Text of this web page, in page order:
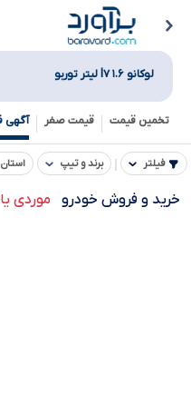
لوکانو l۷ ۱.۶ لیتر توربو
تخمین قیمت قیمت صفر
فیلتر برند و تیپ استان
خرید و فروش خودرو موردی